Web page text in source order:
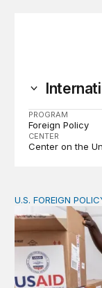
PROGRAM
Foreign Policy
CENTER
Center on the
The new
U.S. FOREIGN